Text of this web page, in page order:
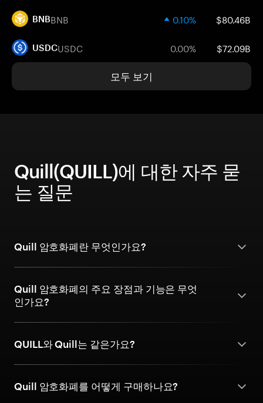
BNBBNB 0.10% $80.46B
USDCUSDC 0.00% $72.09B
모두 보기
Quill(QUILL)에 대한 자주 묻
는 질문
Quill 암호화폐란 무엇인가요?
Quill 암호화폐의 주요 장점과 기능은 무엇
인가요?
QUILL와 Quill는 같은가요?
Quill 암호화폐를 어떻게 구매하나요?